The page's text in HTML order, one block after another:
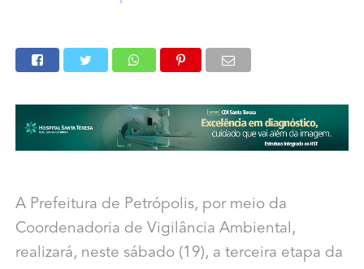
A Prefeitura de Petrópolis, por meio da
Coordenadoria de Vigilância Ambiental,
realizará, neste sábado (19), a terceira etapa da